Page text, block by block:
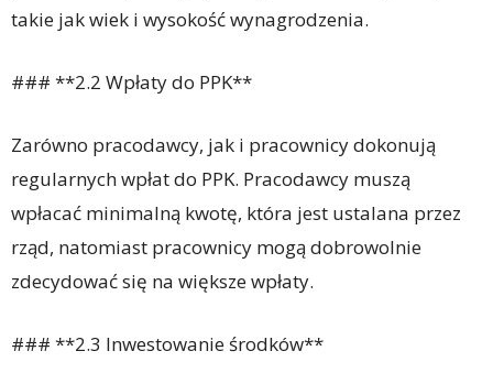
takie jak wiek i wysokość wynagrodzenia.
### **2.2 Wpłaty do PPK**
Zarówno pracodawcy, jak i pracownicy dokonują
regularnych wpłat do PPK. Pracodawcy muszą
wpłacać minimalną kwotę, która jest ustalana przez
rząd, natomiast pracownicy mogą dobrowolnie
zdecydować się na większe wpłaty.
### **2.3 Inwestowanie środków**